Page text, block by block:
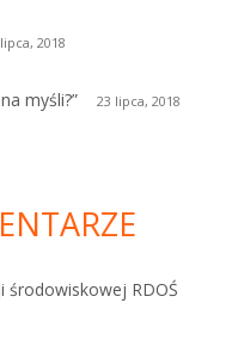
2018
myśli?” 23 lipca, 2018
środowiskowej RDOŚ